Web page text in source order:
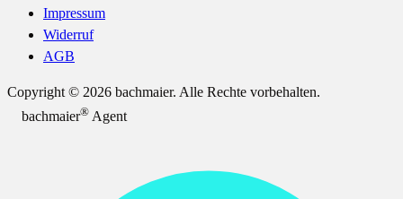
Impressum
Widerruf
AGB
Copyright © 2026 bachmaier. Alle Rechte vorbehalten.
bachmaier® Agent